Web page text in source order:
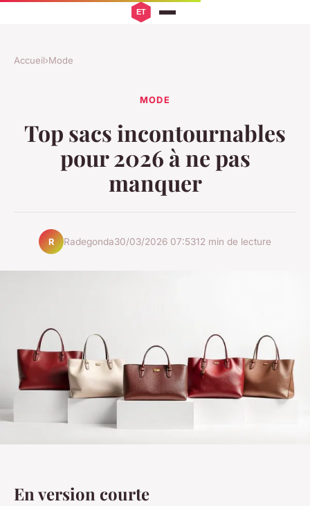
Accueil›Mode
MODE
Top sacs incontournables
pour 2026 à ne pas
manquer
R Radegonda30/03/2026 07:5312 min de lecture
En version courte